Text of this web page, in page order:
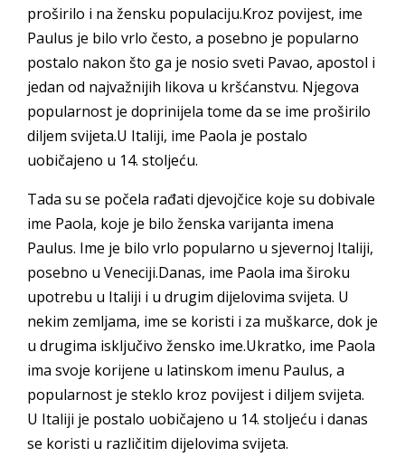
proširilo i na žensku populaciju.Kroz povijest, ime
Paulus je bilo vrlo često, a posebno je popularno
postalo nakon što ga je nosio sveti Pavao, apostol i
jedan od najvažnijih likova u kršćanstvu. Njegova
popularnost je doprinijela tome da se ime proširilo
diljem svijeta.U Italiji, ime Paola je postalo
uobičajeno u 14. stoljeću.
Tada su se počela rađati djevojčice koje su dobivale
ime Paola, koje je bilo ženska varijanta imena
Paulus. Ime je bilo vrlo popularno u sjevernoj Italiji,
posebno u Veneciji.Danas, ime Paola ima široku
upotrebu u Italiji i u drugim dijelovima svijeta. U
nekim zemljama, ime se koristi i za muškarce, dok je
u drugima isključivo žensko ime.Ukratko, ime Paola
ima svoje korijene u latinskom imenu Paulus, a
popularnost je steklo kroz povijest i diljem svijeta.
U Italiji je postalo uobičajeno u 14. stoljeću i danas
se koristi u različitim dijelovima svijeta.